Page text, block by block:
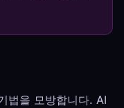
법을 모방합니다. AI